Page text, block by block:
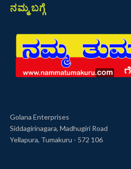
ನಮ್ಮ ಬಗ್ಗೆ
Golana Enterprises
Siddagirinagara, Madhugiri Road
Yellapura, Tumakuru - 572 106